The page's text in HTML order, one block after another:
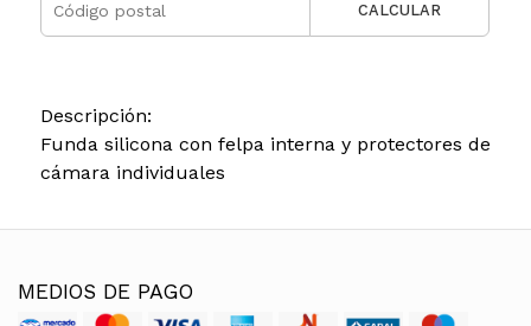
CALCULAR
Descripción:
Funda silicona con felpa interna y protectores de
cámara individuales
MEDIOS DE PAGO